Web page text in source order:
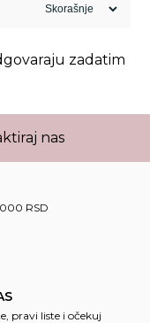
zadatim
nas
RSD
pravi liste i očekuj